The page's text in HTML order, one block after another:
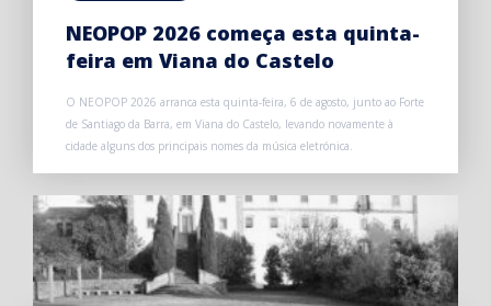
NEOPOP 2026 começa esta quinta-
feira em Viana do Castelo
O NEOPOP 2026 arranca esta quinta-feira, 6 de agosto, junto ao Forte
de Santiago da Barra, em Viana do Castelo, levando novamente à
cidade alguns dos principais nomes da música eletrónica.